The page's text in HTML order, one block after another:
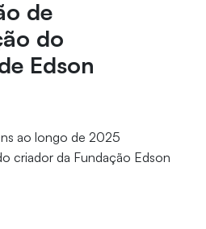
de
do
Edson
ao longo de 2025
criador da Fundação Edson